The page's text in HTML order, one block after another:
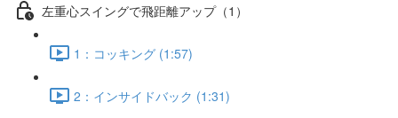
左重心スイングで飛距離アップ（1）
1：コッキング (1:57)
2：インサイドバック (1:31)